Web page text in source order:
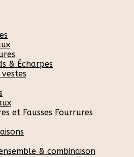
& Écharpes
et Fausses Fourrures
& combinaison